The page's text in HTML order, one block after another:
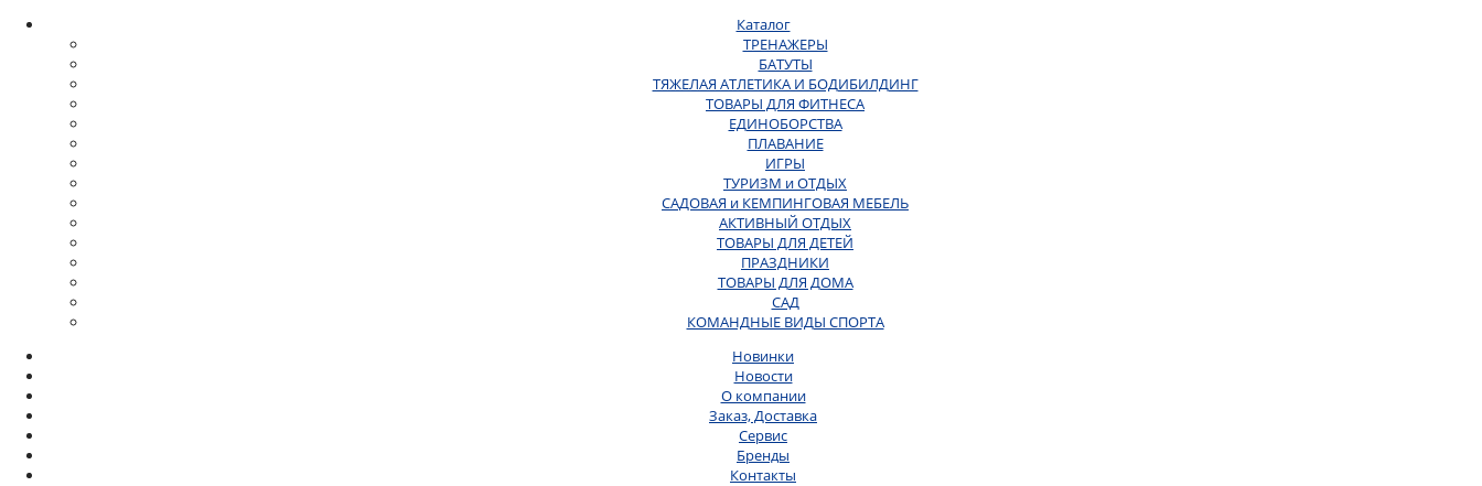
Каталог
ТРЕНАЖЕРЫ
БАТУТЫ
ТЯЖЕЛАЯ АТЛЕТИКА И БОДИБИЛДИНГ
ТОВАРЫ ДЛЯ ФИТНЕСА
ЕДИНОБОРСТВА
ПЛАВАНИЕ
ИГРЫ
ТУРИЗМ и ОТДЫХ
САДОВАЯ и КЕМПИНГОВАЯ МЕБЕЛЬ
АКТИВНЫЙ ОТДЫХ
ТОВАРЫ ДЛЯ ДЕТЕЙ
ПРАЗДНИКИ
ТОВАРЫ ДЛЯ ДОМА
САД
КОМАНДНЫЕ ВИДЫ СПОРТА
Новинки
Новости
О компании
Заказ, Доставка
Сервис
Бренды
Контакты